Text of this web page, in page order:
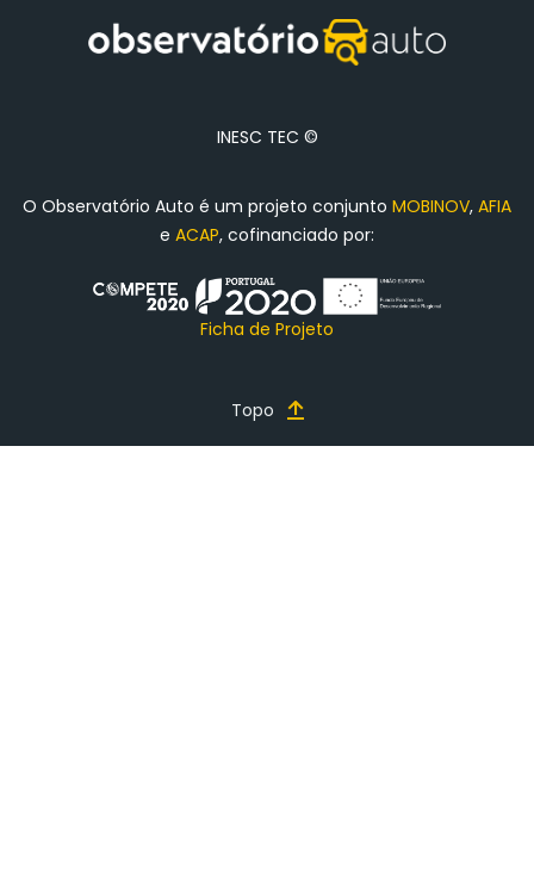
INESC TEC ©
O Observatório Auto é um projeto conjunto MOBINOV, AFIA
e ACAP, cofinanciado por:
Ficha de Projeto
Topo